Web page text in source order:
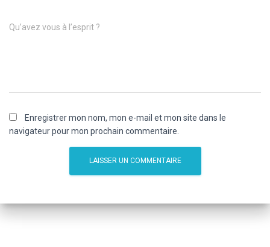
Qu’avez vous à l’esprit ?
Enregistrer mon nom, mon e-mail et mon site dans le
navigateur pour mon prochain commentaire.